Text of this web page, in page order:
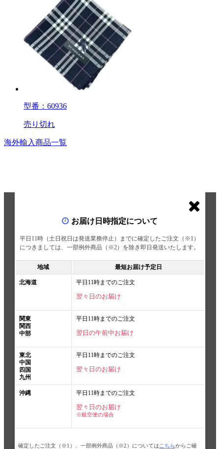
型番：60936
売り切れ
海外輸入商品一覧
お届け日時指定について
平日11時（土日祝日は発送業務停止）までに確定したご注文（※1）
につきましては、一部例外商品（※2）を除き即日発送いたします。
地域 最短お届け予定日
北海道 平日11時までのご注文
翌々日のお届け
関東
関西
中部
平日11時までのご注文
翌日の午前中お届け
東北
中国
四国
九州
平日11時までのご注文
翌々日のお届け
沖縄 平日11時までのご注文
翌々日のお届け
※航空便の場合
確定したご注文（※1）、一部例外商品（※2）については こちらからご確